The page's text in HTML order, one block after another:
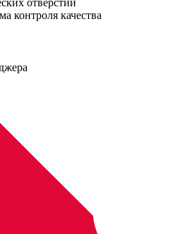
отверстий
контроля качества